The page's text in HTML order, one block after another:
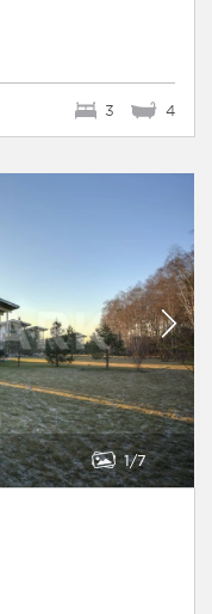
3 4
1 7